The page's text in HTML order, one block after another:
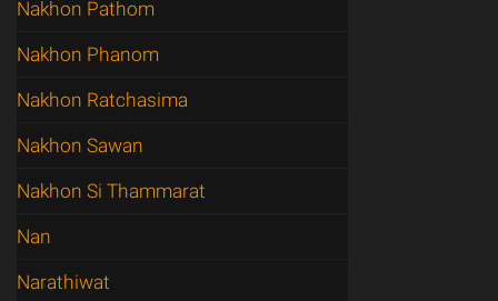
Nakhon Pathom
Nakhon Phanom
Nakhon Ratchasima
Nakhon Sawan
Nakhon Si Thammarat
Nan
Narathiwat